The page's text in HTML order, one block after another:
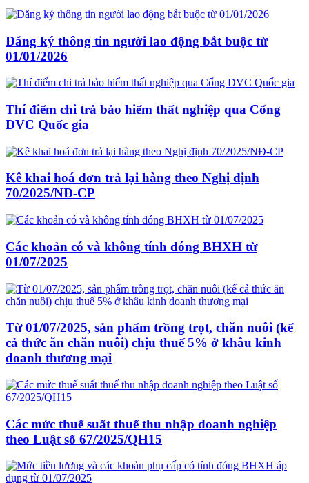
Đăng ký thông tin người lao động bắt buộc từ
01/01/2026
Thí điểm chi trả bảo hiểm thất nghiệp qua Cổng
DVC Quốc gia
Kê khai hoá đơn trả lại hàng theo Nghị định
70/2025/NĐ-CP
Các khoản có và không tính đóng BHXH từ
01/07/2025
Từ 01/07/2025, sản phẩm trồng trọt, chăn nuôi (kể
cả thức ăn chăn nuôi) chịu thuế 5% ở khâu kinh
doanh thương mại
Các mức thuế suất thuế thu nhập doanh nghiệp
theo Luật số 67/2025/QH15